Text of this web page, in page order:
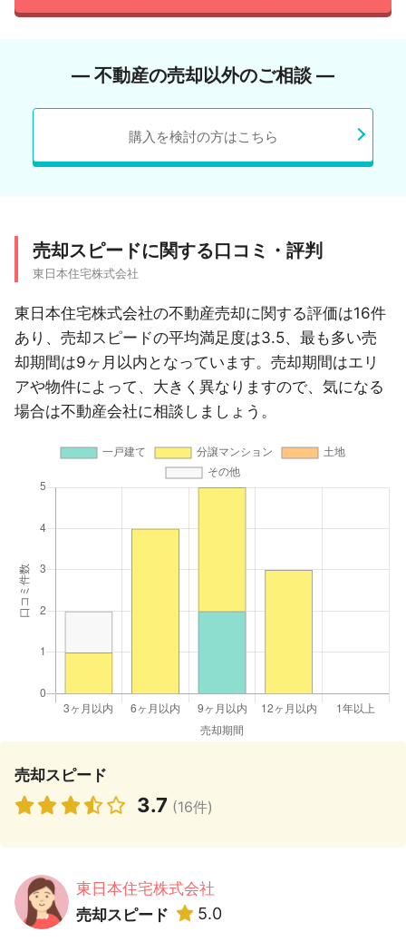
― 不動産の売却以外のご相談 ―
購入を検討の方はこちら
売却スピードに関する口コミ・評判
東日本住宅株式会社
東日本住宅株式会社の不動産売却に関する評価は16件
あり、売却スピードの平均満足度は3.5、最も多い売
却期間は9ヶ月以内となっています。売却期間はエリ
アや物件によって、大きく異なりますので、気になる
場合は不動産会社に相談しましょう。
売却スピード
3.7 (16件)
東日本住宅株式会社
売却スピード
5.0